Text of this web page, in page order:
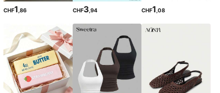
CHF1,86 CHF3,94 CHF1,08